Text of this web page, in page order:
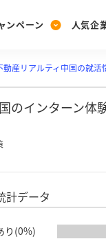
ンペーン
Post
投稿する
人気企
Ranking
ランキングを見る
Vote
PickUp
注目の企業特集
で知ろう！業界・
動産リアルティ中国の就活
のインターン
計データ
り(0%)